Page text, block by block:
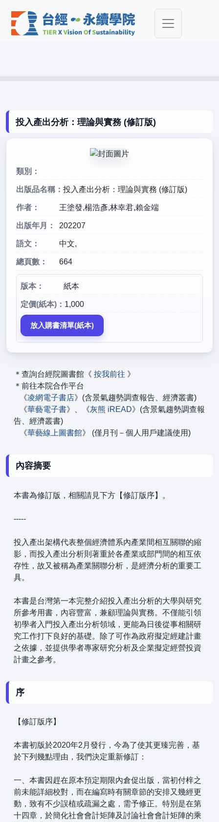
投入產出分析：理論與實務 (修訂版)
類別：
出版品名稱： 投入產出分析：理論與實務 (修訂版)
作者： 王塗發,楊浩彥,林幸君,賴金端
出版年月： 202207
語文： 中文,
總頁數： 664
版本： 紙本
定價(紙本)： 1,000
＊查詢台經院圖書館《 按我前往 》
＊前往本院合作平台
《凌網電子書店》(含景氣趨勢調查報告、經濟叢書)
《華藝電子書》、《灰熊 iREAD》(含景氣趨勢調查報
告、經濟叢書)
《華藝線上圖書館》 (僅月刊－個人用戶建議使用)
內容摘要
本書為修訂版，相關請見下方【修訂版序】。
-----
投入產出架構代表整個經濟體系內產業間相互關聯的縮
影，而投入產出分析則著重於各產業或部門間的相互依
存性，故又被稱為產業關聯分析，是經濟分析的重要工
具。
本書是台灣第一本完整介紹投入產出分析的大學與研究
所參考用書，內容豐富，兼顧理論與實務。不僅能引領
初學者入門投入產出分析領域，更能為日後從事相關研
究工作打下良好的基礎。除了可作為政府擬定經建計畫
之依據，並提供學者專家研究分析及企業擬定經營投資
計畫之參考。
序
【修訂版序】
本書初版於2020年2月發行，今為了使其更臻完善，基
於下列幾點理由，我們決定重新修訂：
一、本書因趕在原本預定期限內倉促出版，當初付梓之
前未能詳細校對，而在編寫時有關章節的安排又幾經更
動，致有不少誤植或疏漏之處，需予修正。特別是在第
十四章，於簡化社會會計矩陣及討論社會會計矩陣的乘